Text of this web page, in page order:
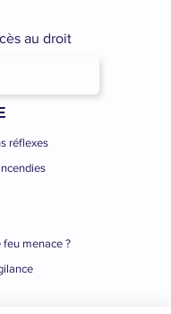
au droit
réflexes
menace ?